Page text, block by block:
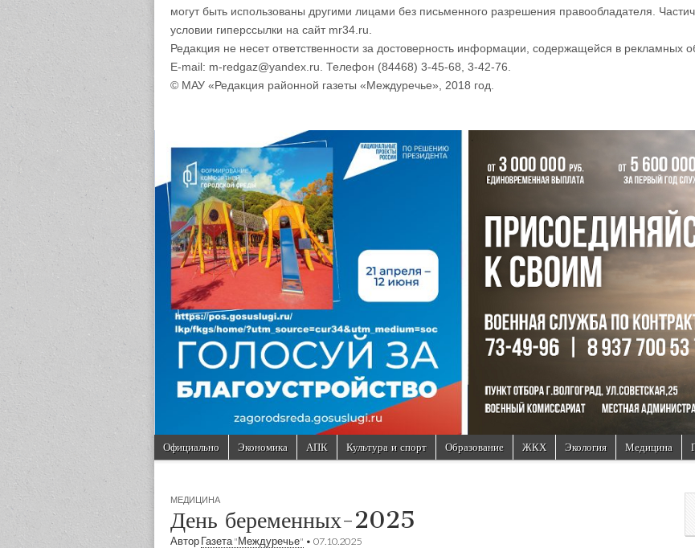
могут быть использованы другими лицами без письменного разрешения правообладателя.
условии гиперссылки на сайт mr34.ru.
Редакция не несет ответственности за достоверность информации, содержащейся в рекламных
E-mail: m-redgaz@yandex.ru. Телефон (84468) 3-45-68, 3-42-76.
© МАУ «Редакция районной газеты «Междуречье», 2018 год.
Main menu
Skip to content
Официально Экономика АПК Культура и спорт Образование ЖКХ Экология Медицина
МЕДИЦИНА
День беременных-2025
Автор Газета "Междуречье" • 07.10.2025